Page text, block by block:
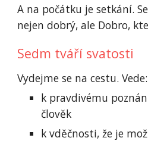
A na počátku je setkání.
nejen dobrý, ale Dobro,
Sedm tváří svatosti
Vydejme se na cestu. Vede:
k pravdivému
člověk
k vděčnosti, že je